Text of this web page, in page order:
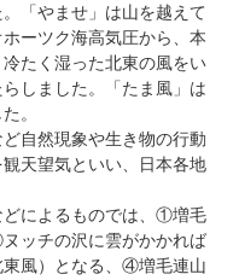
「やませ」は山を越えて
ーツク海高気圧から、本
たく湿った北東の風をい
しました。「たま風」は
。
自然現象や生き物の行動
天望気といい、日本各地
どによるものでは、①増毛
ッチの沢に雲がかかれば
風）となる、④増毛連山